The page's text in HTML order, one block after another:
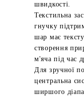
швидкості.
Текстильна
гнучку
шар має
створення
м'яча під час
Для зручної
центральна
ширшого